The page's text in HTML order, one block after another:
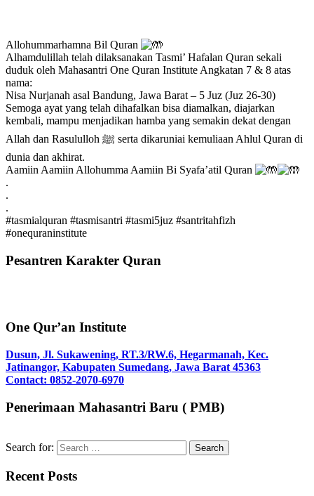
Allohummarhamna Bil Quran
Alhamdulillah telah dilaksanakan Tasmi’ Hafalan Quran sekali
duduk oleh Mahasantri One Quran Institute Angkatan 7 & 8 atas
nama:
Nisa Nurjanah asal Bandung, Jawa Barat – 5 Juz (Juz 26-30)
Semoga ayat yang telah dihafalkan bisa diamalkan, diajarkan
kembali, mampu menjadikan hamba yang semakin dekat dengan
Allah dan Rasululloh ﷺ serta dikaruniai kemuliaan Ahlul Quran di
dunia dan akhirat.
Aamiin Aamiin Allohumma Aamiin Bi Syafa’atil Quran
.
.
.
#tasmialquran #tasmisantri #tasmi5juz #santritahfizh
#onequraninstitute
Pesantren Karakter Quran
One Qur’an Institute
Dusun, Jl. Sukawening, RT.3/RW.6, Hegarmanah, Kec.
Jatinangor, Kabupaten Sumedang, Jawa Barat 45363
Contact: 0852-2070-6970
Penerimaan Mahasantri Baru ( PMB)
Search for:
Recent Posts